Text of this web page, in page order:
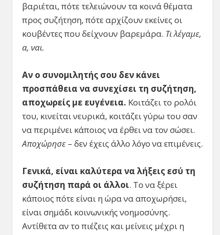
βαριέται, πότε τελειώνουν τα κοινά θέματα
προς συζήτηση, πότε αρχίζουν εκείνες οι
κουβέντες που δείχνουν βαρεμάρα. Τι λέγαμε,
α, ναι.
Αν ο συνομιλητής σου δεν κάνει
προσπάθεια να συνεχίσει τη συζήτηση,
αποχωρείς με ευγένεια. Κοιτάζει το ρολόι
του, κινείται νευρικά, κοιτάζει γύρω του σαν
να περιμένει κάποιος να έρθει να τον σώσει.
Αποχώρησε – δεν έχεις άλλο λόγο να επιμένεις.
Γενικά, είναι καλύτερα να λήξεις εσύ τη
συζήτηση παρά οι άλλοι. Το να ξέρει
κάποιος πότε είναι η ώρα να αποχωρήσει,
είναι σημάδι κοινωνικής νοημοσύνης.
Αντίθετα αν το πιέζεις και μείνεις μέχρι η